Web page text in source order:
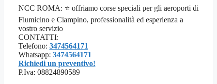
NCC ROMA: ⭐ offriamo corse speciali per gli aeroporti di
Fiumicino e Ciampino, professionalità ed esperienza a
vostro servizio
CONTATTI:
Telefono: 3474564171
Whatsapp: 3474564171
Richiedi un preventivo!
P.Iva: 08824890589